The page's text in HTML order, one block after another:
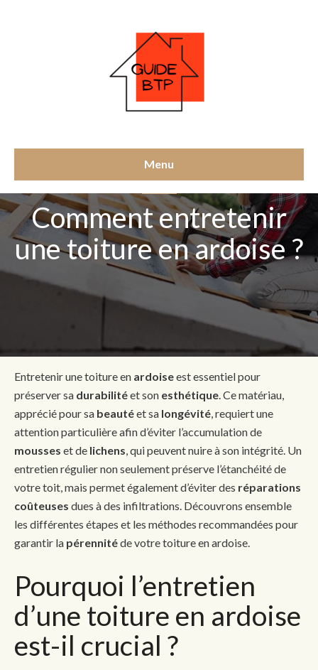
Menu
Comment entretenir
une toiture en ardoise ?
Entretenir une toiture en ardoiseest essentiel pour
préserver sa durabilitéet son esthétique . Ce matériau,
apprécié pour sa beautéet sa longévité , requiert une
attention particulière afin d’éviter l’accumulation de
mousses et de lichens , qui peuvent nuire à son intégrité. Un
entretien régulier non seulement préserve l’étanchéité de
votre toit, mais permet également d’éviter des réparations
coûteuses dues à des infiltrations. Découvrons ensemble
les différentes étapes et les méthodes recommandées pour
garantir la pérennitéde votre toiture en ardoise.
Pourquoi l’entretien
d’une toiture en ardoise
est-il crucial ?